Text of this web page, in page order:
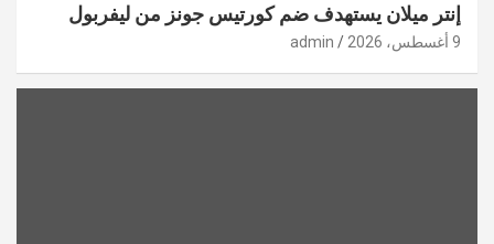
إنتر ميلان يستهدف ضم كورتيس جونز من ليفربول
9 أغسطس، 2026 admin